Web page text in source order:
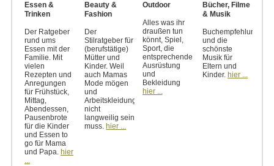
Essen &
Trinken
Der Ratgeber
rund ums
Essen mit der
Familie. Mit
vielen
Rezepten und
Anregungen
für Frühstück,
Mittag,
Abendessen,
Pausenbrote
für die Kinder
und Essen to
go für Mama
und Papa. hier
...
Beauty &
Fashion
Der
Stilratgeber für
(berufstätige)
Mütter und
Kinder. Weil
auch Mamas
Mode mögen
und
Arbeitskleidung
nicht
langweilig sein
muss. hier ...
Outdoor
Alles was ihr
draußen tun
könnt, Spiel,
Sport, die
entsprechende
Ausrüstung
und
Bekleidung
hier ...
Bücher, Filme
& Musik
Buchempfehlungen
und die
schönste
Musik für
Eltern und
Kinder. hier ...